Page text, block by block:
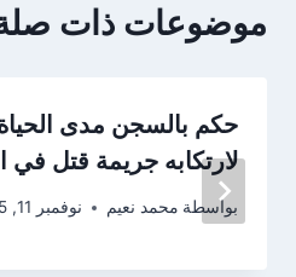
موضوعات ذات
حكم بالسجن مدى
لارتكابه جريمة قتل
بواسطة محمد نعيم نوفمبر 11, 2025